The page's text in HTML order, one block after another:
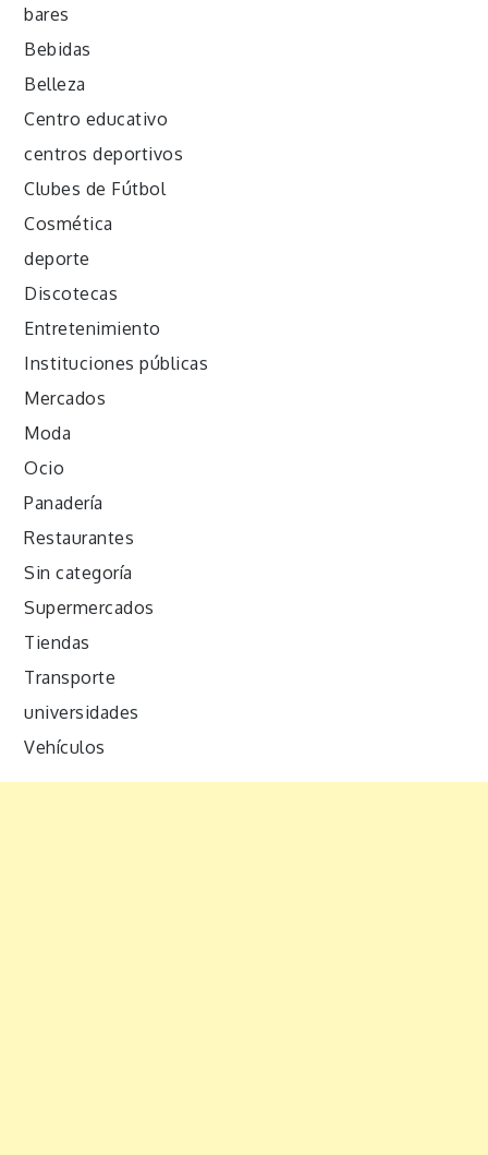
bares
Bebidas
Belleza
Centro educativo
centros deportivos
Clubes de Fútbol
Cosmética
deporte
Discotecas
Entretenimiento
Instituciones públicas
Mercados
Moda
Ocio
Panadería
Restaurantes
Sin categoría
Supermercados
Tiendas
Transporte
universidades
Vehículos